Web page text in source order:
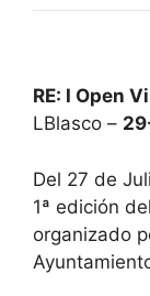
RE: I Open
LBlasco –
Del 27 de
1ª edición
organizado